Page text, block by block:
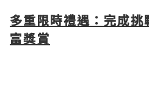
多重限時禮遇：完成
富獎賞